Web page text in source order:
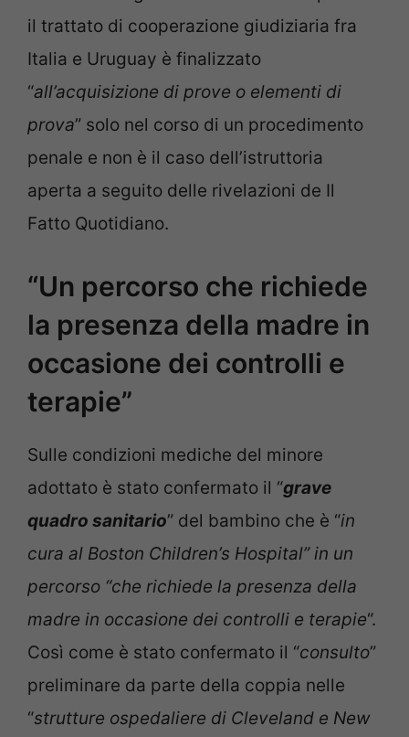
il trattato di cooperazione giudiziaria fra
Italia e Uruguay è finalizzato
“all’acquisizione di prove o elementi di
prova” solo nel corso di un procedimento
penale e non è il caso dell’istruttoria
aperta a seguito delle rivelazioni de Il
Fatto Quotidiano.
“Un percorso che richiede
la presenza della madre in
occasione dei controlli e
terapie”
Sulle condizioni mediche del minore
adottato è stato confermato il “grave
quadro sanitario” del bambino che è “in
cura al Boston Children’s Hospital” in un
percorso “che richiede la presenza della
madre in occasione dei controlli e terapie“.
Così come è stato confermato il “consulto”
preliminare da parte della coppia nelle
“strutture ospedaliere di Cleveland e New